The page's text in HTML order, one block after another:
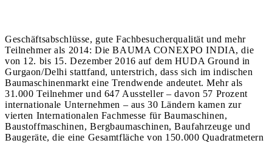
Geschäftsabschlüsse, gute Fachbesucherqualität und mehr
Teilnehmer als 2014: Die BAUMA CONEXPO INDIA, die
von 12. bis 15. Dezember 2016 auf dem HUDA Ground in
Gurgaon/Delhi stattfand, unterstrich, dass sich im indischen
Baumaschinenmarkt eine Trendwende andeutet. Mehr als
31.000 Teilnehmer und 647 Aussteller – davon 57 Prozent
internationale Unternehmen – aus 30 Ländern kamen zur
vierten Inter­nationalen Fachmesse für Baumaschinen,
Baustoffmaschinen, Bergbaumaschinen, Baufahrzeuge und
Baugeräte, die eine Gesamtfläche von 150.000 Quadratmetern